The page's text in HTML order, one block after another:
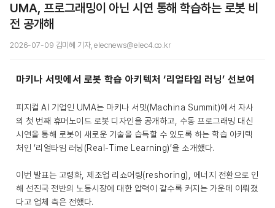
UMA, 프로그래밍이 아닌 시연 통해 학습하는 로봇 비
전 공개해
2026-07-09 김미혜 기자, elecnews@elec4.co.kr
마키나 서밋에서 로봇 학습 아키텍처 ‘리얼타임 러닝’ 선보여
피지컬 AI 기업인 UMA는 마키나 서밋(Machina Summit)에서 자사
의 첫 번째 휴머노이드 로봇 디자인을 공개하고, 수동 프로그래밍 대신
시연을 통해 로봇이 새로운 기술을 습득할 수 있도록 하는 학습 아키텍
처인 ‘리얼타임 러닝(Real-Time Learning)’을 소개했다.
이번 발표는 고령화, 제조업 리쇼어링(reshoring), 에너지 전환으로 인
해 선진국 전반의 노동시장에 대한 압력이 갈수록 커지는 가운데 이뤄졌
다고 업체 측은 전했다.